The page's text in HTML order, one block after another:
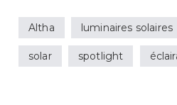
Altha luminaires solaires
solar spotlight